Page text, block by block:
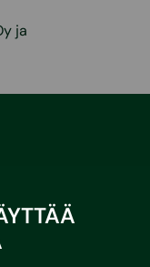
ja